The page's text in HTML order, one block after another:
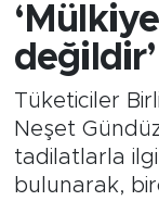
değildir’
Tüketiciler
Neşet
tadilatlarla
bulunarak,
Gündem
İlçeler
Kültür-
Magazin
Tüm
Son
Haber